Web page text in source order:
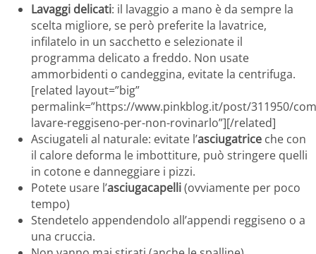
Lavaggi delicati: il lavaggio a mano è da sempre la
scelta migliore, se però preferite la lavatrice,
infilatelo in un sacchetto e selezionate il
programma delicato a freddo. Non usate
ammorbidenti o candeggina, evitate la centrifuga.
[related layout=”big”
permalink=”https://www.pinkblog.it/post/311950/
lavare-reggiseno-per-non-rovinarlo”][/related]
Asciugateli al naturale: evitate l’asciugatrice che con
il calore deforma le imbottiture, può stringere quelli
in cotone e danneggiare i pizzi.
Potete usare l’asciugacapelli(ovviamente per poco
tempo)
Stendetelo appendendolo all’appendi reggiseno o a
una cruccia.